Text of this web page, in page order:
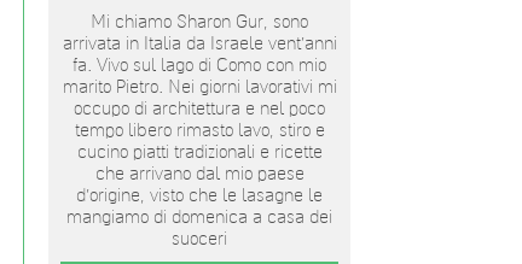
Mi chiamo Sharon Gur, sono
arrivata in Italia da Israele vent'anni
fa. Vivo sul lago di Como con mio
marito Pietro. Nei giorni lavorativi mi
occupo di architettura e nel poco
tempo libero rimasto lavo, stiro e
cucino piatti tradizionali e ricette
che arrivano dal mio paese
d’origine, visto che le lasagne le
mangiamo di domenica a casa dei
suoceri